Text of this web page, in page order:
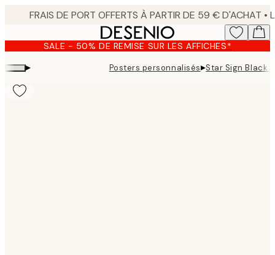
content.SALE - 50% DE REMISE SUR LES AFFICHES*
▸ Posters personnalisés▸Star Sign Black